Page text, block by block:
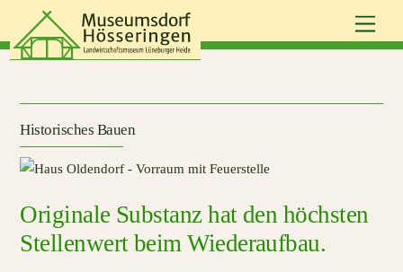
content
Historisches Bauen
Originale Substanz hat den höchsten
Stellenwert beim Wiederaufbau.